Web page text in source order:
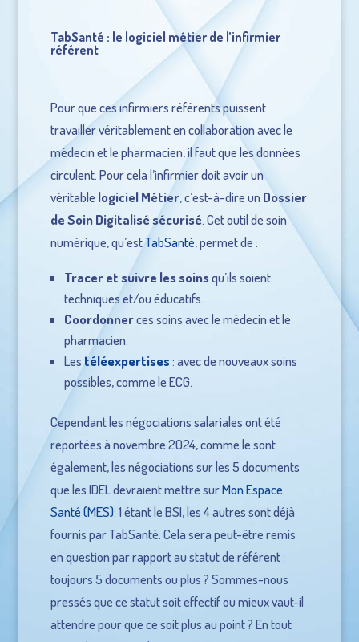
TabSanté : le logiciel métier de l’infirmier
référent
Pour que ces infirmiers référents puissent
travailler véritablement en collaboration avec le
médecin et le pharmacien, il faut que les données
circulent. Pour cela l’infirmier doit avoir un
véritable logiciel Métier, c’est-à-dire un Dossier
de Soin Digitalisé sécurisé. Cet outil de soin
numérique, qu’estTabSanté, permet de :
Tracer et suivre les soinsqu’ils soient
techniques et/ou éducatifs.
Coordonnerces soins avec le médecin et le
pharmacien.
Lestéléexpertises: avec de nouveaux soins
possibles, comme le ECG.
Cependant les négociations salariales ont été
reportées à novembre 2024, comme le sont
également, les négociations sur les 5 documents
que les IDEL devraient mettre surMon Espace
Santé (MES): 1 étant le BSI, les 4 autres sont déjà
fournis par TabSanté. Cela sera peut-être remis
en question par rapport au statut de référent :
toujours 5 documents ou plus ? Sommes-nous
pressés que ce statut soit effectif ou mieux vaut-il
attendre pour que ce soit plus au point ? En tout